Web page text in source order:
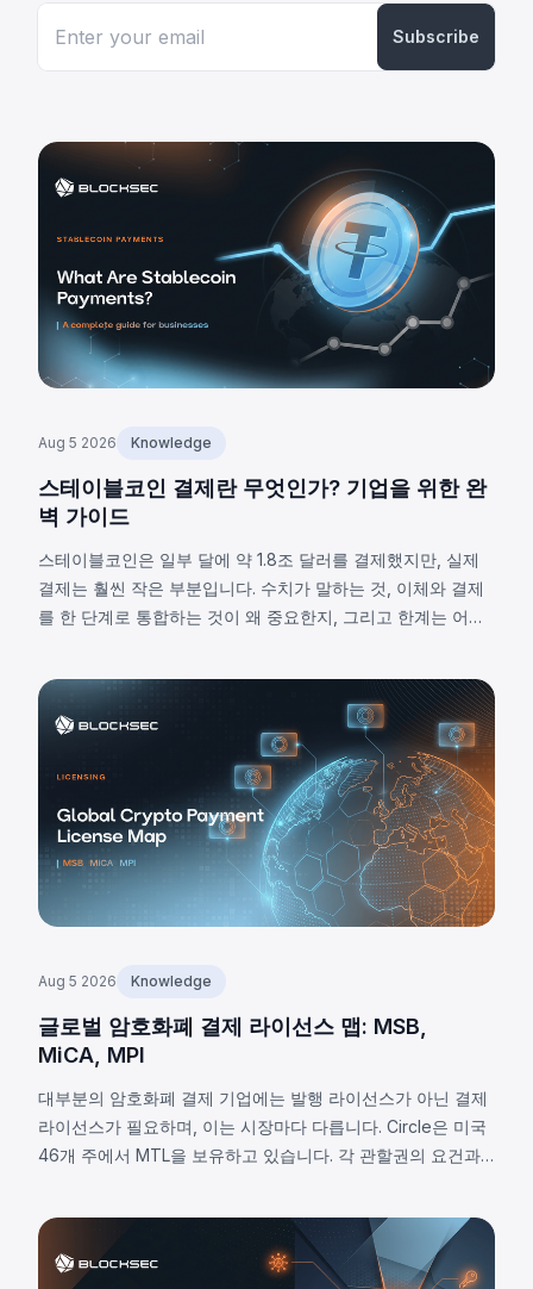
Subscribe
Aug 5 2026 Knowledge
스테이블코인 결제란 무엇인가? 기업을 위한 완
벽 가이드
스테이블코인은 일부 달에 약 1.8조 달러를 결제했지만, 실제
결제는 훨씬 작은 부분입니다. 수치가 말하는 것, 이체와 결제
를 한 단계로 통합하는 것이 왜 중요한지, 그리고 한계는 어디
Aug 5 2026 Knowledge
글로벌 암호화폐 결제 라이선스 맵: MSB,
MiCA, MPI
대부분의 암호화폐 결제 기업에는 발행 라이선스가 아닌 결제
라이선스가 필요하며, 이는 시장마다 다릅니다. Circle은 미국
46개 주에서 MTL을 보유하고 있습니다. 각 관할권의 요건과